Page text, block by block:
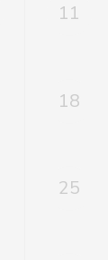
11
18
25